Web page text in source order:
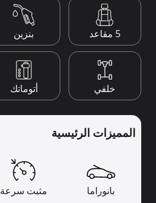
5 مقاعد بنزين
خلفي أتوماتك
المميزات الرئيسية
بانوراما مثبت سرعة